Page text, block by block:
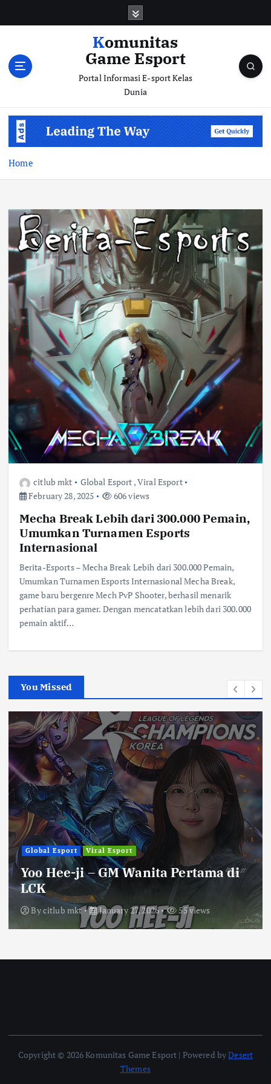
Komunitas
Game Esport
Portal Informasi E-sport Kelas
Dunia
Home
citlub mkt Global Esport ,Viral Esport
February 28, 2025
606 views
Mecha Break Lebih dari 300.000 Pemain,
Umumkan Turnamen Esports
Internasional
Berita-Esports – Mecha Break Lebih dari 300.000 Pemain,
Umumkan Turnamen Esports Internasional Mecha Break,
game baru bergenre Mech PvP Shooter, berhasil menarik
perhatian para gamer. Dengan mencatatkan lebih dari 300.000
pemain aktif…
You Missed
Global Esport Viral Esport
Yoo Hee-ji – GM Wanita Pertama di
LCK
Bycitlub mkt January 27, 2026 55 views
Copyright © 2026 Komunitas Game Esport | Powered byDesert
Themes